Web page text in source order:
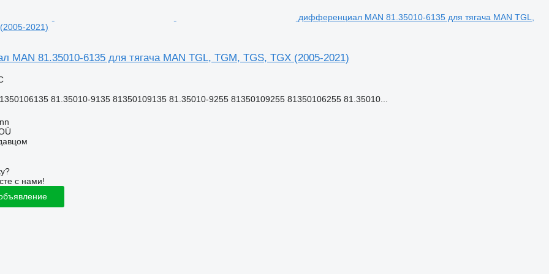
дифференциал MAN 81.35010-6135 для тягача MAN TGL,
2021)
MAN 81.35010-6135 для тягача MAN TGL, TGM, TGS, TGX (2005-2021)
81.35010-9135 81350109135 81.35010-9255 81350109255 81350106255 81.35010...
с нами!